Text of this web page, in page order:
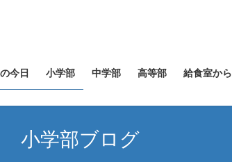
今日 小学部 中学部 高等部 給食室から
小学部ブログ